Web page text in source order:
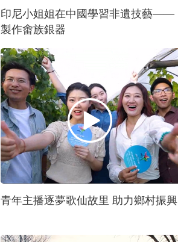
印尼小姐姐在中國學習非遺技藝——
製作畬族銀器
青年主播逐夢歌仙故里 助力鄉村振興